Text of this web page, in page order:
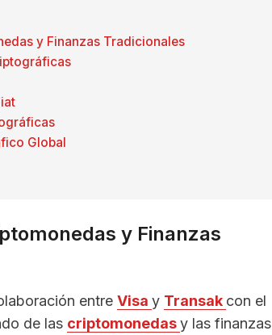
y Finanzas Tradicionales
Global
y Finanzas
entre Visa y Transak con el
de las criptomonedasy las finanzas